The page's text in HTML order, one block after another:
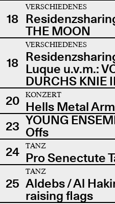
18
VERSCHIEDENES
THE MOON
18
VERSCHIEDENES
Luque u.v.m.:
DURCHS KNIE
20
KONZERT
Hells Metal
23 YOUNG
Offs
24
TANZ
Pro Senectute
25
TANZ
Aldebs / Al
raising flags